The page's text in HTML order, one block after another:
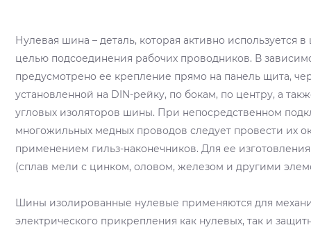
Нулевая шина – деталь, которая активно используется
целью подсоединения рабочих проводников. В
предусмотрено ее крепление прямо на панель щита,
установленной на DIN-рейку, по бокам, по центру, а
угловых изоляторов шины. При непосредственном
многожильных медных проводов следует провести их
применением гильз-наконечников. Для ее изготовления
(сплав мели с цинком, оловом, железом и другими
Шины изолированные нулевые применяются для
электрического прикрепления как нулевых, так и